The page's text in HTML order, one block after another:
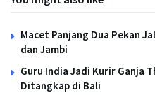
Macet Panjang Dua Pekan
dan Jambi
Guru India Jadi Kurir Ganja
Ditangkap di Bali